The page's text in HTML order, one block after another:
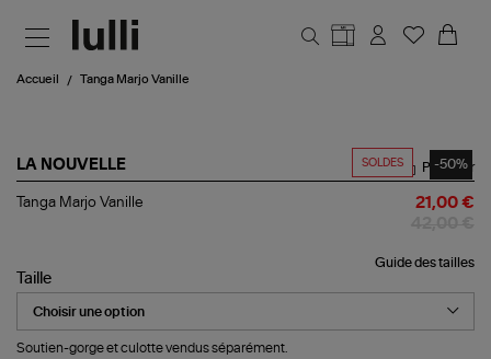
Accueil Tanga Marjo Vanille
SOLDES -50%
LA NOUVELLE
Tanga
Partager
Tanga Marjo Vanille 21,00 €
Guide des tailles
Taille
Soutien-gorge et culotte vendus séparément.